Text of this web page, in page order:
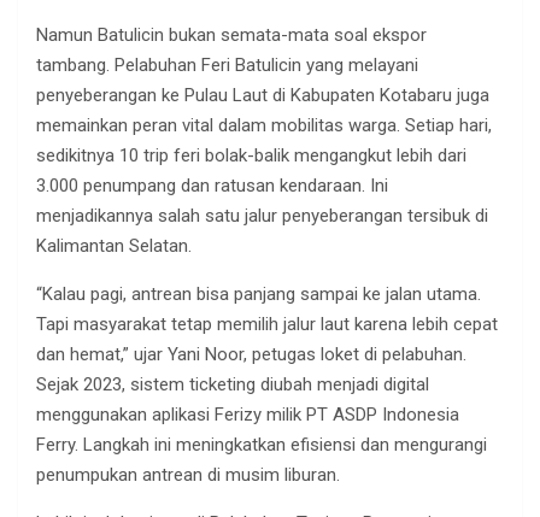
Namun Batulicin bukan semata-mata soal ekspor
tambang. Pelabuhan Feri Batulicin yang melayani
penyeberangan ke Pulau Laut di Kabupaten Kotabaru juga
memainkan peran vital dalam mobilitas warga. Setiap hari,
sedikitnya 10 trip feri bolak-balik mengangkut lebih dari
3.000 penumpang dan ratusan kendaraan. Ini
menjadikannya salah satu jalur penyeberangan tersibuk di
Kalimantan Selatan.
“Kalau pagi, antrean bisa panjang sampai ke jalan utama.
Tapi masyarakat tetap memilih jalur laut karena lebih cepat
dan hemat,” ujar Yani Noor, petugas loket di pelabuhan.
Sejak 2023, sistem ticketing diubah menjadi digital
menggunakan aplikasi Ferizy milik PT ASDP Indonesia
Ferry. Langkah ini meningkatkan efisiensi dan mengurangi
penumpukan antrean di musim liburan.